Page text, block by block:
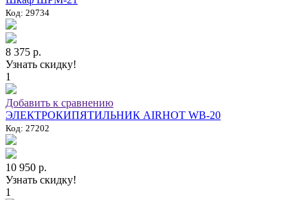
Код: 29734
8 375 р.
Узнать скидку!
1
Добавить к сравнению
ЭЛЕКТРОКИПЯТИЛЬНИК AIRHOT WB-20
Код: 27202
10 950 р.
Узнать скидку!
1